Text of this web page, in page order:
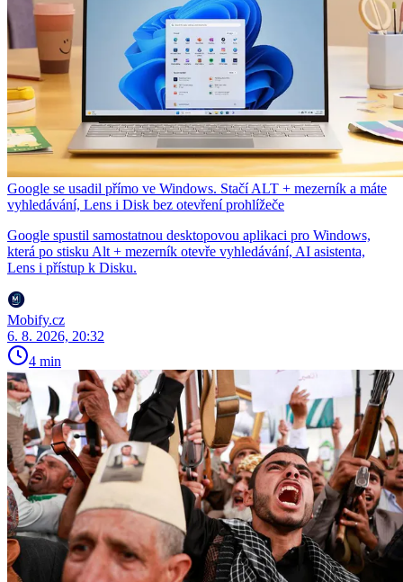
Google se usadil přímo ve Windows. Stačí ALT + mezerník a máte
vyhledávání, Lens i Disk bez otevření prohlížeče
Google spustil samostatnou desktopovou aplikaci pro Windows,
která po stisku Alt + mezerník otevře vyhledávání, AI asistenta,
Lens i přístup k Disku.
Mobify.cz
6. 8. 2026, 20:32
4 min